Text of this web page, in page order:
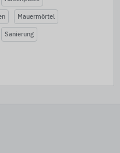
Mauermörtel
Sanierung